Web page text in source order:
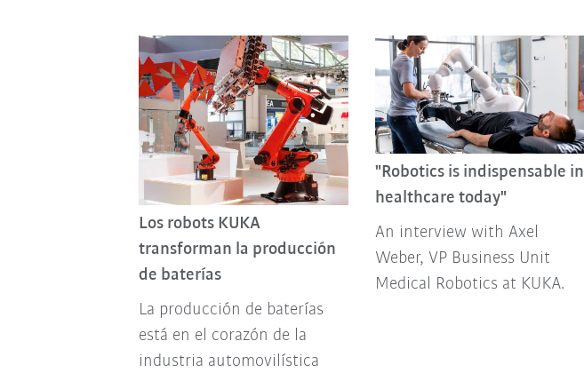
Los robots KUKA
transforman la producción
de baterías
La producción de baterías
está en el corazón de la
industria automovilística
"Robotics is indispensable in
healthcare today"
An interview with Axel
Weber, VP Business Unit
Medical Robotics at KUKA.